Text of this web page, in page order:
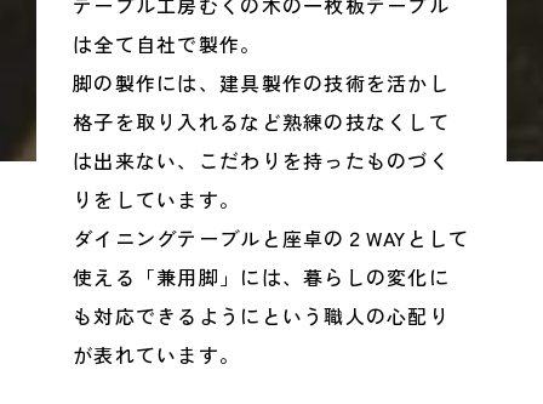
は全て自社で製作。
脚の製作には、建具製作の技術を活かし
格子を取り入れるなど熟練の技なくして
は出来ない、こだわりを持ったものづく
りをしています。
ダイニングテーブルと座卓の２WAYとして
使える「兼用脚」には、暮らしの変化に
も対応できるようにという職人の心配り
が表れています。